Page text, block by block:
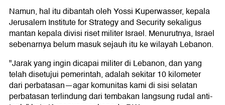
Namun, hal itu dibantah oleh Yossi Kuperwasser, kepala
Jerusalem Institute for Strategy and Security sekaligus
mantan kepala divisi riset militer Israel. Menurutnya, Israel
sebenarnya belum masuk sejauh itu ke wilayah Lebanon.
"Jarak yang ingin dicapai militer di Lebanon, dan yang
telah disetujui pemerintah, adalah sekitar 10 kilometer
dari perbatasan—agar komunitas kami di sisi selatan
perbatasan terlindung dari tembakan langsung rudal anti-